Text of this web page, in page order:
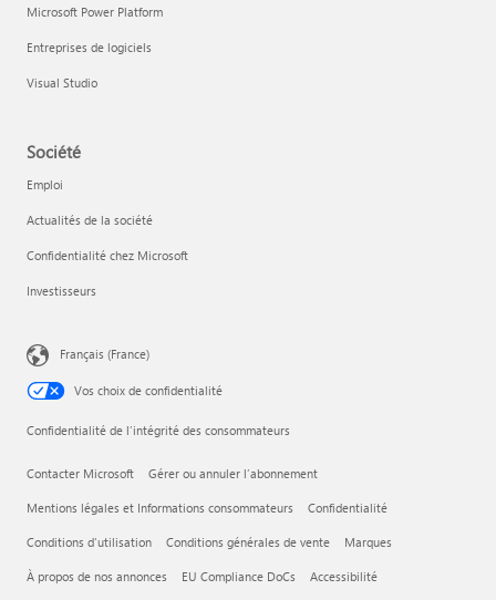
Microsoft Power Platform
Entreprises de logiciels
Visual Studio
Société
Emploi
Actualités de la société
Confidentialité chez Microsoft
Investisseurs
Français (France)
Vos choix de confidentialité
Confidentialité de l’intégrité des consommateurs
Contacter Microsoft Gérer ou annuler l’abonnement
Mentions légales et Informations consommateurs Confidentialité
Conditions d'utilisation Conditions générales de vente Marques
À propos de nos annonces EU Compliance DoCs Accessibilité